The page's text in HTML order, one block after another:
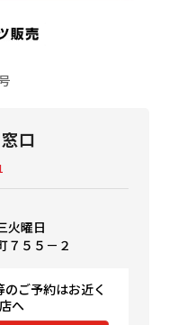
口
火曜日
７５５－２
ご予約はお近く
へ